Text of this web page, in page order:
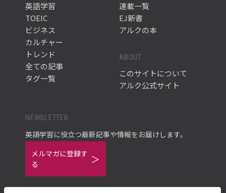
英語学習
TOEIC
ビジネス
カルチャー
トレンド
全ての記事
タグ一覧
連載一覧
EJ新書
アルクの本
ABOUT
このサイトについて
アルク公式サイト
NEWSLETTER
英語学習に役立つ最新記事や情報をお届けします。
メルマガに登録す
る